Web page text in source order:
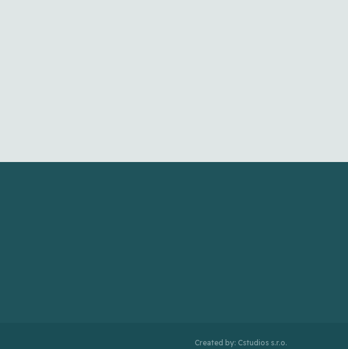
Created by: Cstudios s.r.o.